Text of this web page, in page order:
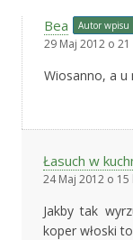
Bea Autor wpisu
29 Maj 2012 o 21
Wiosanno, a u
Łasuch w
24 Maj 2012 o 15
Jakby tak
koper włoski